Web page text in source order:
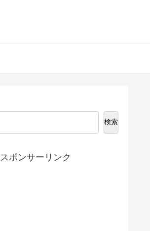
検索
スポンサーリンク